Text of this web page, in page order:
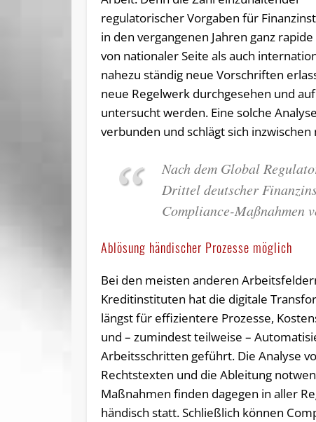
regulatorischer Vorgaben für
in den vergangenen Jahren ganz rapide
von nationaler Seite als auch
nahezu ständig neue Vorschriften
neue Regelwerk durchgesehen und
untersucht werden. Eine solche
verbunden und schlägt sich
Nach dem Global
Drittel deutscher
Compliance-Maßnahmen
Ablösung händischer Prozesse möglich
Bei den meisten anderen
Kreditinstituten hat die digitale
längst für effizientere Prozesse,
und – zumindest teilweise –
Arbeitsschritten geführt. Die Analyse
Rechtstexten und die Ableitung
Maßnahmen finden dagegen in aller
händisch statt. Schließlich können